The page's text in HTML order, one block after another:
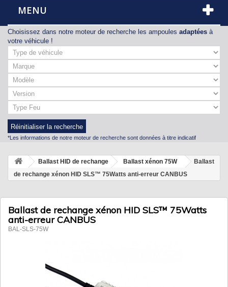
MENU
Choisissez dans notre moteur de recherche les ampoules adaptées à
votre véhicule !
Réinitialiser la recherche
*Les informations de notre moteur de recherche sont données à titre indicatif
Ballast HID de rechange Ballast xénon 75W
Ballast
de rechange xénon HID SLS™ 75Watts anti-erreur CANBUS
Ballast de rechange xénon HID SLS™ 75Watts
anti-erreur CANBUS
BAL-SLS-75W